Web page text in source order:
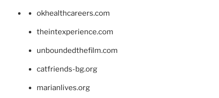
okhealthcareers.com
theintexperience.com
unboundedthefilm.com
catfriends-bg.org
marianlives.org